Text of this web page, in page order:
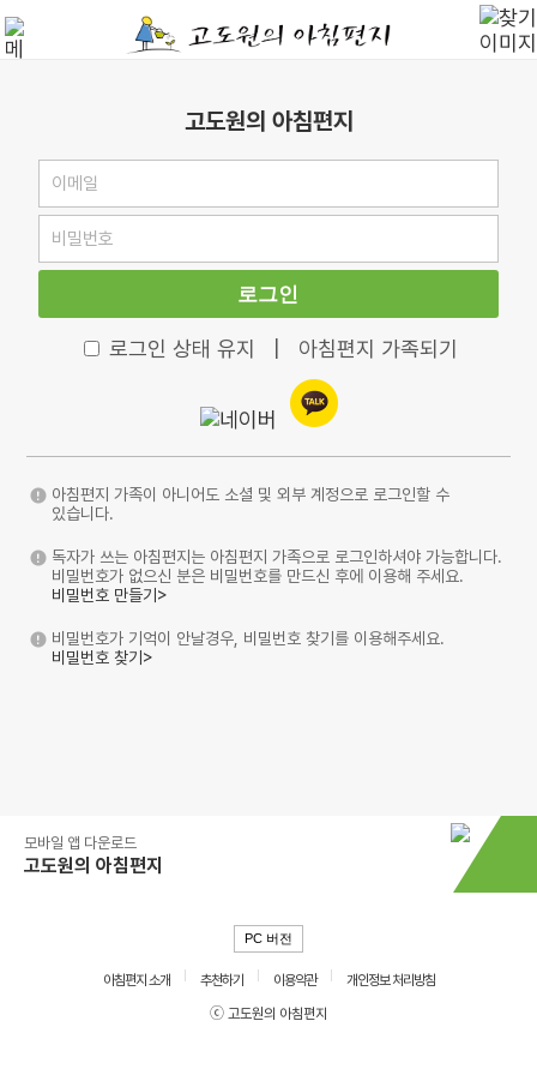
고도원의 아침편지
로그인
로그인 상태 유지 아침편지 가족되기
아침편지 가족이 아니어도 소셜 및 외부 계정으로 로그인할 수
있습니다.
독자가 쓰는 아침편지는 아침편지 가족으로 로그인하셔야 가능합니다.
비밀번호가 없으신 분은 비밀번호를 만드신 후에 이용해 주세요.
비밀번호 만들기>
비밀번호가 기억이 안날경우, 비밀번호 찾기를 이용해주세요.
비밀번호 찾기>
모바일 앱 다운로드
고도원의 아침편지
PC 버전
아침편지 소개 추천하기 이용약관
개인정보 처리방침
ⓒ 고도원의 아침편지